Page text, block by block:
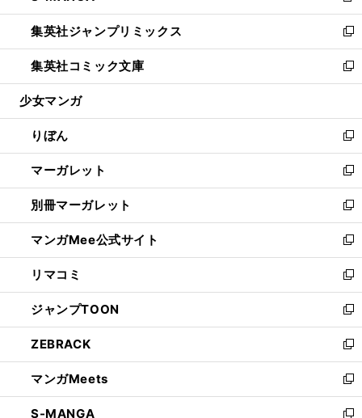
開
く
ウ
で
開
く
ン
ド
ウ
で
開
ウ
ィ
ン
ド
ウ
開
く
し
い
ウ
ィ
ン
ウ
で
開
く
集英社ジャンプリミックス
新
し
い
ウ
ン
ド
ウ
で
開
く
集英社コミック文庫
新
し
ウ
ィ
ン
ド
ウ
で
開
く
少女マンガ
りぼん
新
し
い
ウ
ィ
ン
ド
ウ
で
開
く
マーガレット
新
し
い
ウ
ィ
ン
ド
ウ
で
開
く
別冊マーガレット
新
し
い
ウ
ィ
ン
ド
ウ
で
開
く
マンガMee公式サイト
新
し
い
ウ
ィ
ン
ド
ウ
で
開
く
リマコミ
新
し
い
ウ
ィ
ン
ド
ウ
で
ジャンプTOON
新
し
い
ウ
ィ
ン
ド
ZEBRACK
新
し
い
ウ
マンガMeets
新
し
S-MANGA